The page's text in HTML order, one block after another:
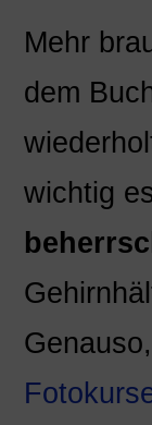
Mehr
dem
wichtig